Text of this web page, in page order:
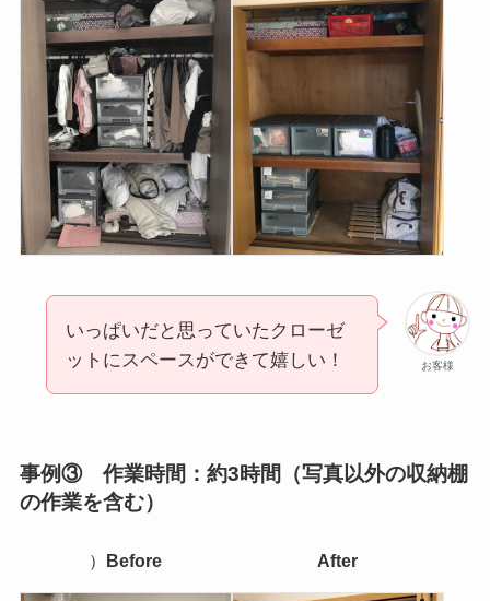
お客様
いっぱいだと思っていたクローゼ
ットにスペースができて嬉しい！
事例③ 作業時間：約3時間（写真以外の収納棚
の作業を含む）
） Before After